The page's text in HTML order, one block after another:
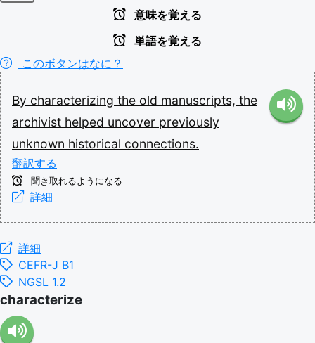
意味を覚える
単語を覚える
このボタンはなに？
By characterizing the old manuscripts, the
archivist helped uncover previously
unknown historical connections.
翻訳する
聞き取れるようになる
詳細
詳細
CEFR-J B1
NGSL 1.2
characterize